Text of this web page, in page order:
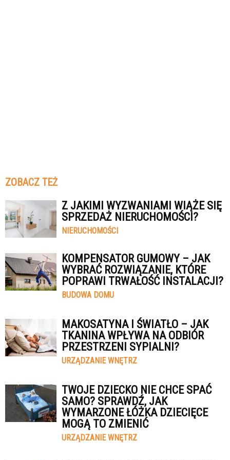
ZOBACZ TEŻ
Z JAKIMI WYZWANIAMI WIĄŻE SIĘ
SPRZEDAŻ NIERUCHOMOŚCI?
NIERUCHOMOŚCI
KOMPENSATOR GUMOWY – JAK
WYBRAĆ ROZWIĄZANIE, KTÓRE
POPRAWI TRWAŁOŚĆ INSTALACJI?
BUDOWA DOMU
MAKOSATYNA I ŚWIATŁO – JAK
TKANINA WPŁYWA NA ODBIÓR
PRZESTRZENI SYPIALNI?
URZĄDZANIE WNĘTRZ
TWOJE DZIECKO NIE CHCE SPAĆ
SAMO? SPRAWDŹ, JAK
WYMARZONE ŁÓŻKA DZIECIĘCE
MOGĄ TO ZMIENIĆ
URZĄDZANIE WNĘTRZ